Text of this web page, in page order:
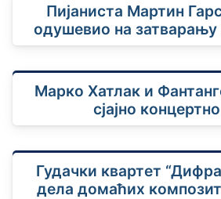
Пијаниста Мартин
одушевио на
Марко Хатлак и
сјајно
Гудачки квартет
дела домаћих